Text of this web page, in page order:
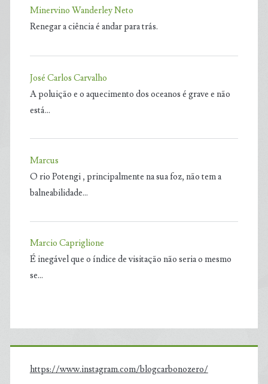
Minervino Wanderley Neto
Renegar a ciência é andar para trás.
José Carlos Carvalho
A poluição e o aquecimento dos oceanos é grave e não
está…
Marcus
O rio Potengi , principalmente na sua foz, não tem a
balneabilidade…
Marcio Capriglione
É inegável que o índice de visitação não seria o mesmo
se…
https://www.instagram.com/blogcarbonozero/